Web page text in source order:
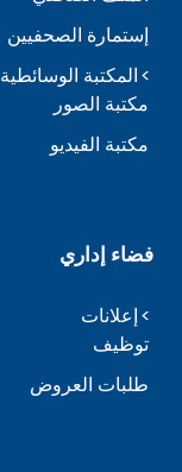
إستمارة الصحفيين
المكتبة الوسائطية
مكتبة الصور
مكتبة الفيديو
فضاء إداري
إعلانات
توظيف
طلبات العروض